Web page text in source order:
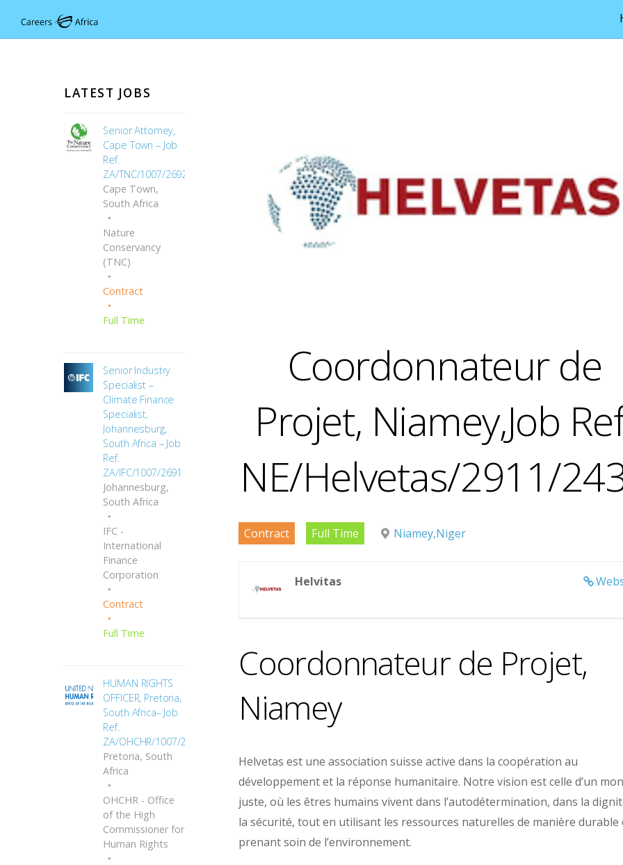
Coordonnateur de
Projet, Niamey,Job
NE/Helvetas/2911/
Contract Full Time Niamey,Niger
Helvitas
Coordonnateur de Projet,
Niamey
Helvetas est une association suisse active dans la coopération au
développement et la réponse humanitaire. Notre vision est celle d’un
juste, où les êtres humains vivent dans l’autodétermination, dans la
la sécurité, tout en utilisant les ressources naturelles de manière durable
prenant soin de l’environnement.
LATEST JOBS
Senior Attorney,
Cape Town – Job
Ref.
ZA/TNC/1007/2692
Cape Town,
South Africa
Nature
Conservancy
(TNC)
Contract
Full Time
Senior Industry
Specialist –
Climate Finance
Specialist,
Johannesburg,
South Africa – Job
Ref.
ZA/IFC/1007/2691
Johannesburg,
South Africa
IFC -
International
Finance
Corporation
Contract
Full Time
HUMAN RIGHTS
OFFICER, Pretoria,
South Africa– Job
Ref.
ZA/OHCHR/1007/2690
Pretoria, South
Africa
OHCHR - Office
of the High
Commissioner for
Human Rights